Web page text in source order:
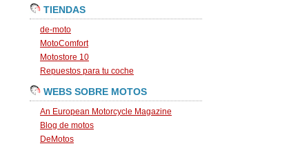
TIENDAS
de-moto
MotoComfort
Motostore 10
Repuestos para tu coche
WEBS SOBRE MOTOS
An European Motorcycle Magazine
Blog de motos
DeMotos